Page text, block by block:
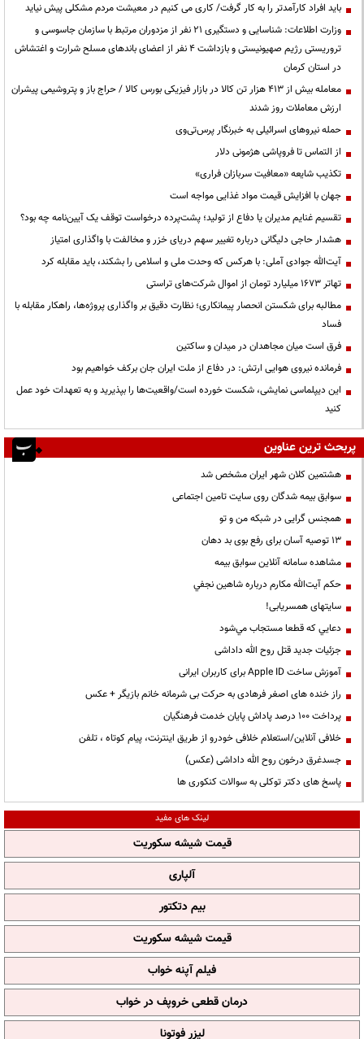
باید افراد کارآمدتر را به کار گرفت/ کاری می کنیم در معیشت مردم مشکلی پیش نیاید
وزارت اطلاعات: شناسایی و دستگیری ۲۱ نفر از مزدوران مرتبط با سازمان جاسوسی و
تروریستی رژیم صهیونیستی و بازداشت ۴ نفر از اعضای باندهای مسلح شرارت و اغتشاش
در استان کرمان
معامله بیش از ۴۱۳ هزار تن کالا در بازار فیزیکی بورس کالا / حراج باز و پتروشیمی پیشران
ارزش معاملات روز شدند
حمله نیروهای اسرائیلی به خبرنگار پرس‌تی‌وی
از التماس تا فروپاشی هژمونی دلار
تکذیب شایعه «معافیت سربازان فراری»
جهان با افزایش قیمت مواد غذایی مواجه است
تقسیم غنایم مدیران یا دفاع از تولید؛ پشت‌پرده درخواست توقف یک آیین‌نامه چه بود؟
هشدار حاجی دلیگانی درباره تغییر سهم دریای خزر و مخالفت با واگذاری امتیاز
آیت‌الله جوادی آملی: با هرکس که وحدت ملی و اسلامی را بشکند، باید مقابله کرد
تهاتر ۱۶۷۳ میلیارد تومان از اموال شرکت‌های تراستی
مطالبه برای شکستن انحصار پیمانکاری؛ نظارت دقیق بر واگذاری پروژه‌ها، راهکار مقابله با
فساد
فرق است میان مجاهدان در میدان و ساکتین
فرمانده نیروی هوایی ارتش: در دفاع از ملت ایران جان برکف خواهیم بود
این دیپلماسی نمایشی، شکست خورده است/واقعیت‌ها را بپذیرید و به تعهدات خود عمل
کنید
پربحث ترین عناوین
هشتمین کلان شهر ایران مشخص شد
سوابق بیمه شدگان روی سایت تامین اجتماعی
همجنس گرایی در شبکه من و تو
13 توصیه آسان برای رفع بوی بد دهان
مشاهده سامانه آنلاين سوابق بیمه
حكم آيت‌الله مكارم درباره شاهين نجفي
سایتهای همسریابی!
دعايي كه قطعا مستجاب مي‌شود
جزئیات جدید قتل روح الله داداشی
آموزش ساخت Apple ID برای کاربران ایرانی
راز خنده های اصغر فرهادی به حرکت بی شرمانه خانم بازیگر + عکس
پرداخت ۱۰۰ درصد پاداش پایان خدمت فرهنگیان
خلافی آنلاین/استعلام خلافی خودرو از طریق اینترنت، پیام کوتاه ، تلفن
جسدغرق درخون روح الله داداشی (عکس)
پاسخ های دکتر توکلی به سوالات کنکوری ها
لینک های مفید
قیمت شیشه سکوریت
آلپاری
بیم دتکتور
قیمت شیشه سکوریت
فیلم آپنه خواب
درمان قطعی خروپف در خواب
لیزر فوتونا